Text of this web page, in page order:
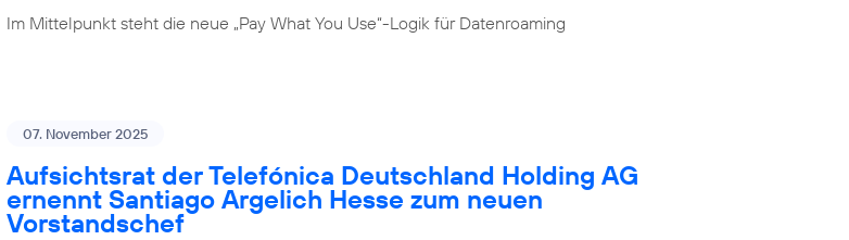
Im Mittelpunkt steht die neue „Pay What You Use“-Logik für Datenroaming
07. November 2025
Aufsichtsrat der Telefónica Deutschland Holding AG
ernennt Santiago Argelich Hesse zum neuen
Vorstandschef